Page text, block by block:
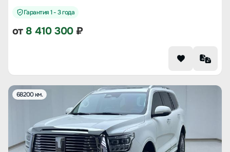
Гарантия 1 - 3 года
от 8 410 300₽
68200 км.